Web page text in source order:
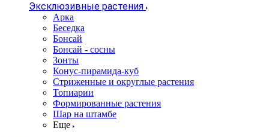
Эксклюзивные растения
Арка
Беседка
Бонсай
Бонсай - сосны
Зонты
Конус-пирамида-куб
Стриженные и округлые растения
Топиарии
Формированные растения
Шар на штамбе
Еще